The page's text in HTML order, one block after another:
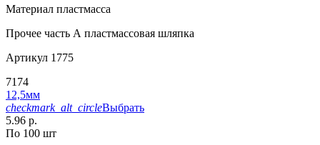
Материал пластмасса
Прочее часть А пластмассовая шляпка
Артикул 1775
7174
12,5мм
checkmark_alt_circleВыбрать
5.96 р.
По 100 шт